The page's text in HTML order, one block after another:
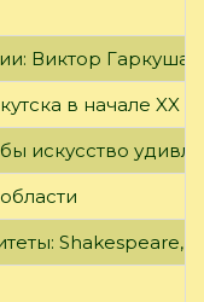
Виктор Гаркуша
в начале XX
искусство
Shakespeare,